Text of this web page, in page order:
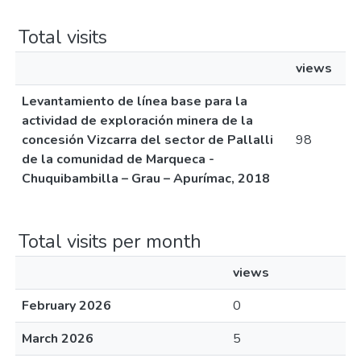
Total visits
views
Levantamiento de línea base para la
actividad de exploración minera de la
concesión Vizcarra del sector de Pallalli
de la comunidad de Marqueca -
Chuquibambilla – Grau – Apurímac, 2018
98
Total visits per month
views
February 2026
0
March 2026
5